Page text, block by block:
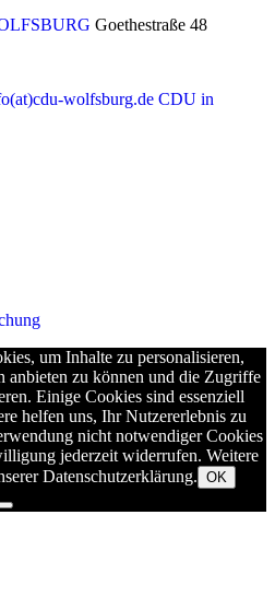
Goethestraße 48
wolfsburg.de CDU in
um Inhalte zu personalisieren,
anbieten zu können und die Zugriffe
Einige Cookies sind essenziell
helfen uns, Ihr Nutzererlebnis zu
nicht notwendiger Cookies
jederzeit widerrufen. Weitere
Datenschutzerklärung. OK